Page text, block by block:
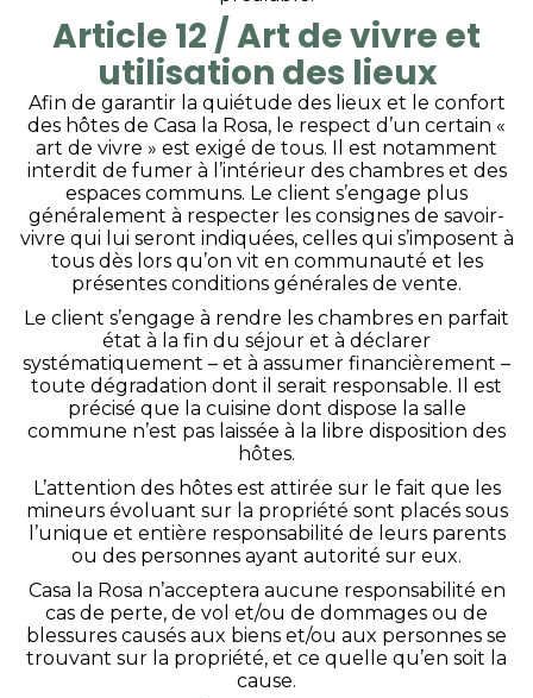
Article 12 / Art de vivre et
utilisation des lieux
Afin de garantir la quiétude des lieux et le confort
des hôtes de Casa la Rosa, le respect d’un certain «
art de vivre » est exigé de tous. Il est notamment
interdit de fumer à l’intérieur des chambres et des
espaces communs. Le client s’engage plus
généralement à respecter les consignes de savoir-
vivre qui lui seront indiquées, celles qui s’imposent à
tous dès lors qu’on vit en communauté et les
présentes conditions générales de vente.
Le client s’engage à rendre les chambres en parfait
état à la fin du séjour et à déclarer
systématiquement – et à assumer financièrement –
toute dégradation dont il serait responsable. Il est
précisé que la cuisine dont dispose la salle
commune n’est pas laissée à la libre disposition des
hôtes.
L’attention des hôtes est attirée sur le fait que les
mineurs évoluant sur la propriété sont placés sous
l’unique et entière responsabilité de leurs parents
ou des personnes ayant autorité sur eux.
Casa la Rosa n’acceptera aucune responsabilité en
cas de perte, de vol et/ou de dommages ou de
blessures causés aux biens et/ou aux personnes se
trouvant sur la propriété, et ce quelle qu’en soit la
cause.